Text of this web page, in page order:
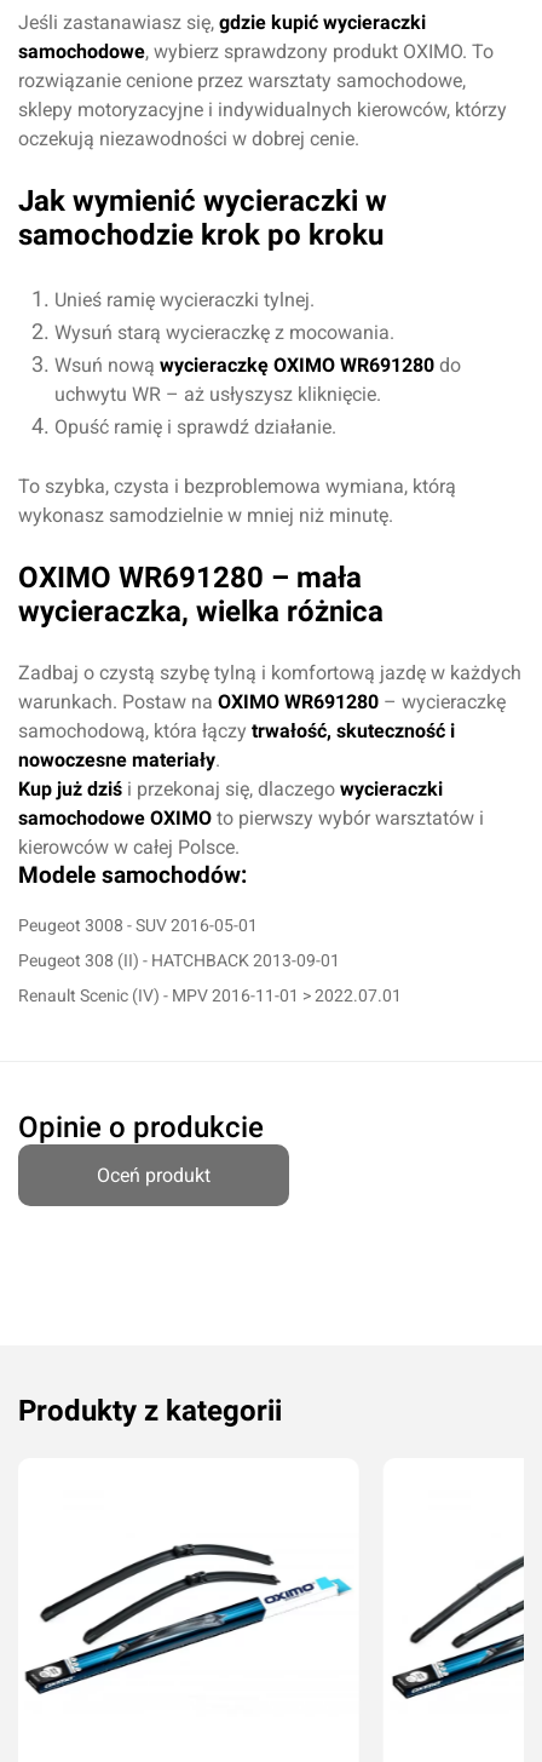
Modele samochodów:
Peugeot 3008 - SUV 2016-05-01
Peugeot 308 (II) - HATCHBACK 2013-09-01
Renault Scenic (IV) - MPV 2016-11-01 > 2022.07.01
Jeśli zastanawiasz się, gdzie kupić wycieraczki
samochodowe, wybierz sprawdzony produkt OXIMO. To
rozwiązanie cenione przez warsztaty samochodowe,
sklepy motoryzacyjne i indywidualnych kierowców, którzy
oczekują niezawodności w dobrej cenie.
Jak wymienić wycieraczki w
samochodzie krok po kroku
Unieś ramię wycieraczki tylnej.
Wysuń starą wycieraczkę z mocowania.
Wsuń nową wycieraczkę OXIMO WR691280 do
uchwytu WR – aż usłyszysz kliknięcie.
Opuść ramię i sprawdź działanie.
To szybka, czysta i bezproblemowa wymiana, którą
wykonasz samodzielnie w mniej niż minutę.
OXIMO WR691280 – mała
wycieraczka, wielka różnica
Zadbaj o czystą szybę tylną i komfortową jazdę w każdych
warunkach. Postaw na OXIMO WR691280 – wycieraczkę
samochodową, która łączy trwałość, skuteczność i
nowoczesne materiały.
Kup już dziś i przekonaj się, dlaczego wycieraczki
samochodowe OXIMO to pierwszy wybór warsztatów i
kierowców w całej Polsce.
Opinie o produkcie
Oceń produkt
Imię i nazwisko*
Komentarz*
Anuluj Dodaj ocenę
Produkty z kategorii